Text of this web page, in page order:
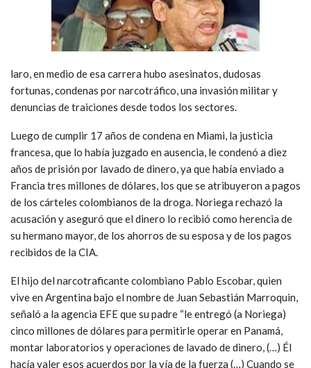
laro, en medio de esa carrera hubo asesinatos, dudosas
fortunas, condenas por narcotráfico, una invasión militar y
denuncias de traiciones desde todos los sectores.
Luego de cumplir 17 años de condena en Miami, la justicia
francesa, que lo había juzgado en ausencia, le condenó a diez
años de prisión por lavado de dinero, ya que había enviado a
Francia tres millones de dólares, los que se atribuyeron a pagos
de los cárteles colombianos de la droga. Noriega rechazó la
acusación y aseguró que el dinero lo recibió como herencia de
su hermano mayor, de los ahorros de su esposa y de los pagos
recibidos de la CIA.
El hijo del narcotraficante colombiano Pablo Escobar, quien
vive en Argentina bajo el nombre de Juan Sebastián Marroquin,
señaló a la agencia EFE que su padre “le entregó (a Noriega)
cinco millones de dólares para permitirle operar en Panamá,
montar laboratorios y operaciones de lavado de dinero, (…) Él
hacía valer esos acuerdos por la vía de la fuerza (…) Cuando se